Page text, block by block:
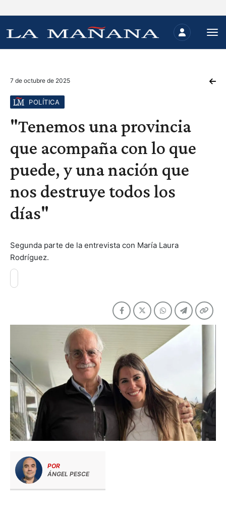
7 de octubre de 2025
POLÍTICA
"Tenemos una provincia
que acompaña con lo que
puede, y una nación que
nos destruye todos los
días"
Segunda parte de la entrevista con María Laura
Rodríguez.
POR
ÁNGEL PESCE